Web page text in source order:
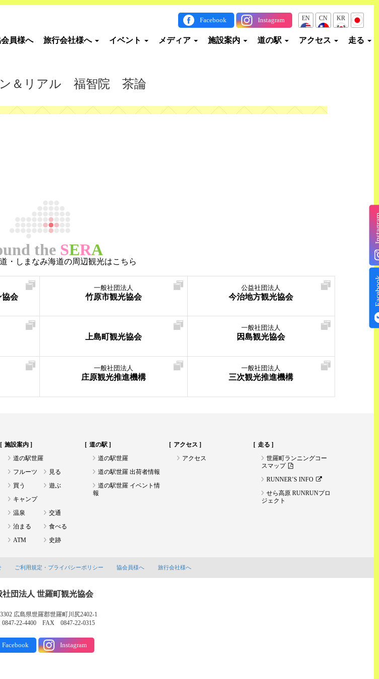
Facebook Instagram EN CN KR JP
員様へ 旅行会社様へ イベント メディア 施設案内 道の駅 アクセス 走る
＆リアル 福智院 茶論
the SERA
・しまなみ海道の周辺観光はこちら
協会
一般社団法人
竹原市観光協会
公益社団法人
今治地方観光協会
上島町観光協会
一般社団法人
因島観光協会
一般社団法人
庄原観光推進機構
一般社団法人
三次観光推進機構
施設案内
道の駅世羅
フルーツ
見る
買う
遊ぶ
キャンプ
温泉
交通
泊まる
食べる
ATM
史跡
道の駅
道の駅世羅
道の駅世羅 出荷者情報
道の駅世羅 イベント情
報
アクセス
アクセス
走る
世羅町ランニングコー
スマップ
RUNNER’S INFO
せら高原 RUNRUNプロ
ジェクト
ご利用規定・プライバシーポリシー 協会員様へ 旅行会社様へ
社団法人 世羅町観光協会
広島県世羅郡世羅町川尻2402-1
22-4400 FAX 0847-22-0315
Facebook Instagram